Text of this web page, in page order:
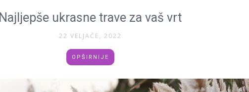
Najljepše ukrasne trave za vaš vrt
22 VELJAČE, 2022
OPŠIRNIJE